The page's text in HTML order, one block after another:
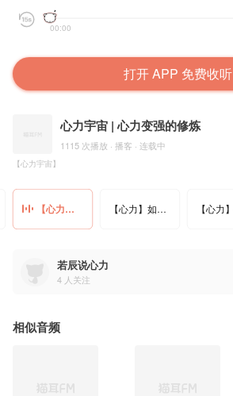
00:00
打开 APP 免费收听
心力宇宙 | 心力变强的修炼
1115 次播放 · 播客 · 连载中
【心力宇宙】
如何构建反脆弱的人生系统？请收听本期节目
【心力】面对不确定的世界，你真的要早点开始构建反脆弱系统 【心力】如何提升你的语言审美
若辰说心力
4 人关注
相似音频